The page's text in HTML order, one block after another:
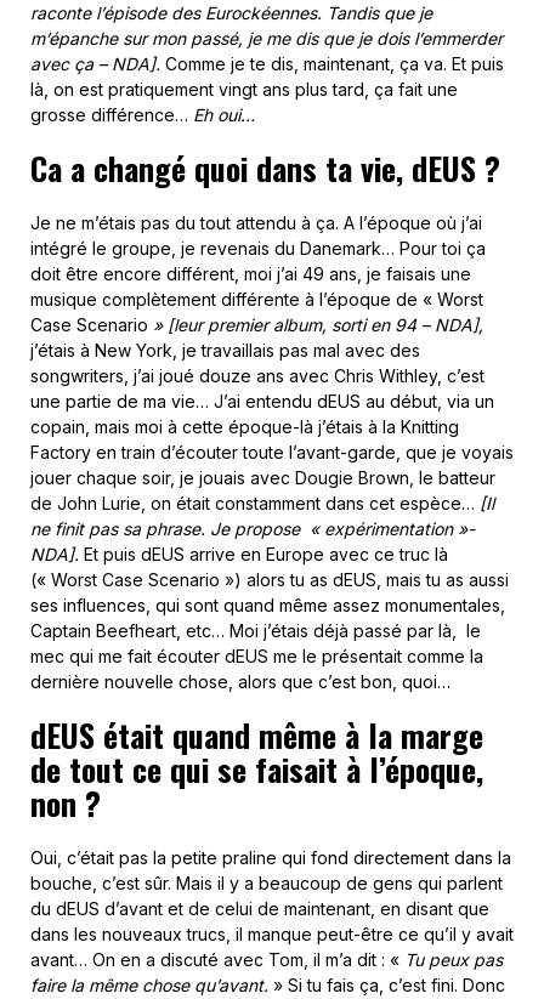
raconte l’épisode des Eurockéennes. Tandis que je
m’épanche sur mon passé, je me dis que je dois l’emmerder
avec ça – NDA]. Comme je te dis, maintenant, ça va. Et puis
là, on est pratiquement vingt ans plus tard, ça fait une
grosse différence… Eh oui…
Ca a changé quoi dans ta vie, dEUS ?
Je ne m’étais pas du tout attendu à ça. A l’époque où j’ai
intégré le groupe, je revenais du Danemark… Pour toi ça
doit être encore différent, moi j’ai 49 ans, je faisais une
musique complètement différente à l’époque de « Worst
Case Scenario » [leur premier album, sorti en 94 – NDA],
j’étais à New York, je travaillais pas mal avec des
songwriters, j’ai joué douze ans avec Chris Withley, c’est
une partie de ma vie… J’ai entendu dEUS au début, via un
copain, mais moi à cette époque-là j’étais à la Knitting
Factory en train d’écouter toute l’avant-garde, que je voyais
jouer chaque soir, je jouais avec Dougie Brown, le batteur
de John Lurie, on était constamment dans cet espèce… [Il
ne finit pas sa phrase. Je propose « expérimentation »-
NDA]. Et puis dEUS arrive en Europe avec ce truc là
(« Worst Case Scenario ») alors tu as dEUS, mais tu as aussi
ses influences, qui sont quand même assez monumentales,
Captain Beefheart, etc… Moi j’étais déjà passé par là, le
mec qui me fait écouter dEUS me le présentait comme la
dernière nouvelle chose, alors que c’est bon, quoi…
dEUS était quand même à la marge
de tout ce qui se faisait à l’époque,
non ?
Oui, c’était pas la petite praline qui fond directement dans la
bouche, c’est sûr. Mais il y a beaucoup de gens qui parlent
du dEUS d’avant et de celui de maintenant, en disant que
dans les nouveaux trucs, il manque peut-être ce qu’il y avait
avant… On en a discuté avec Tom, il m’a dit : « Tu peux pas
faire la même chose qu’avant. » Si tu fais ça, c’est fini. Donc